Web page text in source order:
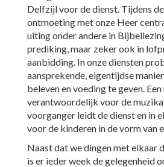
Delfzijl voor de dienst. Tijdens
ontmoeting met onze Heer
uiting onder andere in
prediking, maar zeker ook in
aanbidding. In onze diensten
aansprekende, eigentijdse
beleven en voeding te geven.
verantwoordelijk voor de
voorganger leidt de dienst en in
voor de kinderen in de vorm van
Naast dat we dingen met elkaar
is er ieder week de gelegenheid